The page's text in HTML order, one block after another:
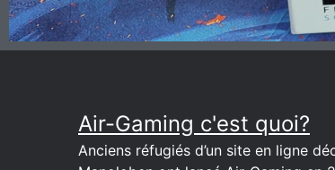
Air-Gaming c'est quoi?
Anciens réfugiés d’un site en ligne